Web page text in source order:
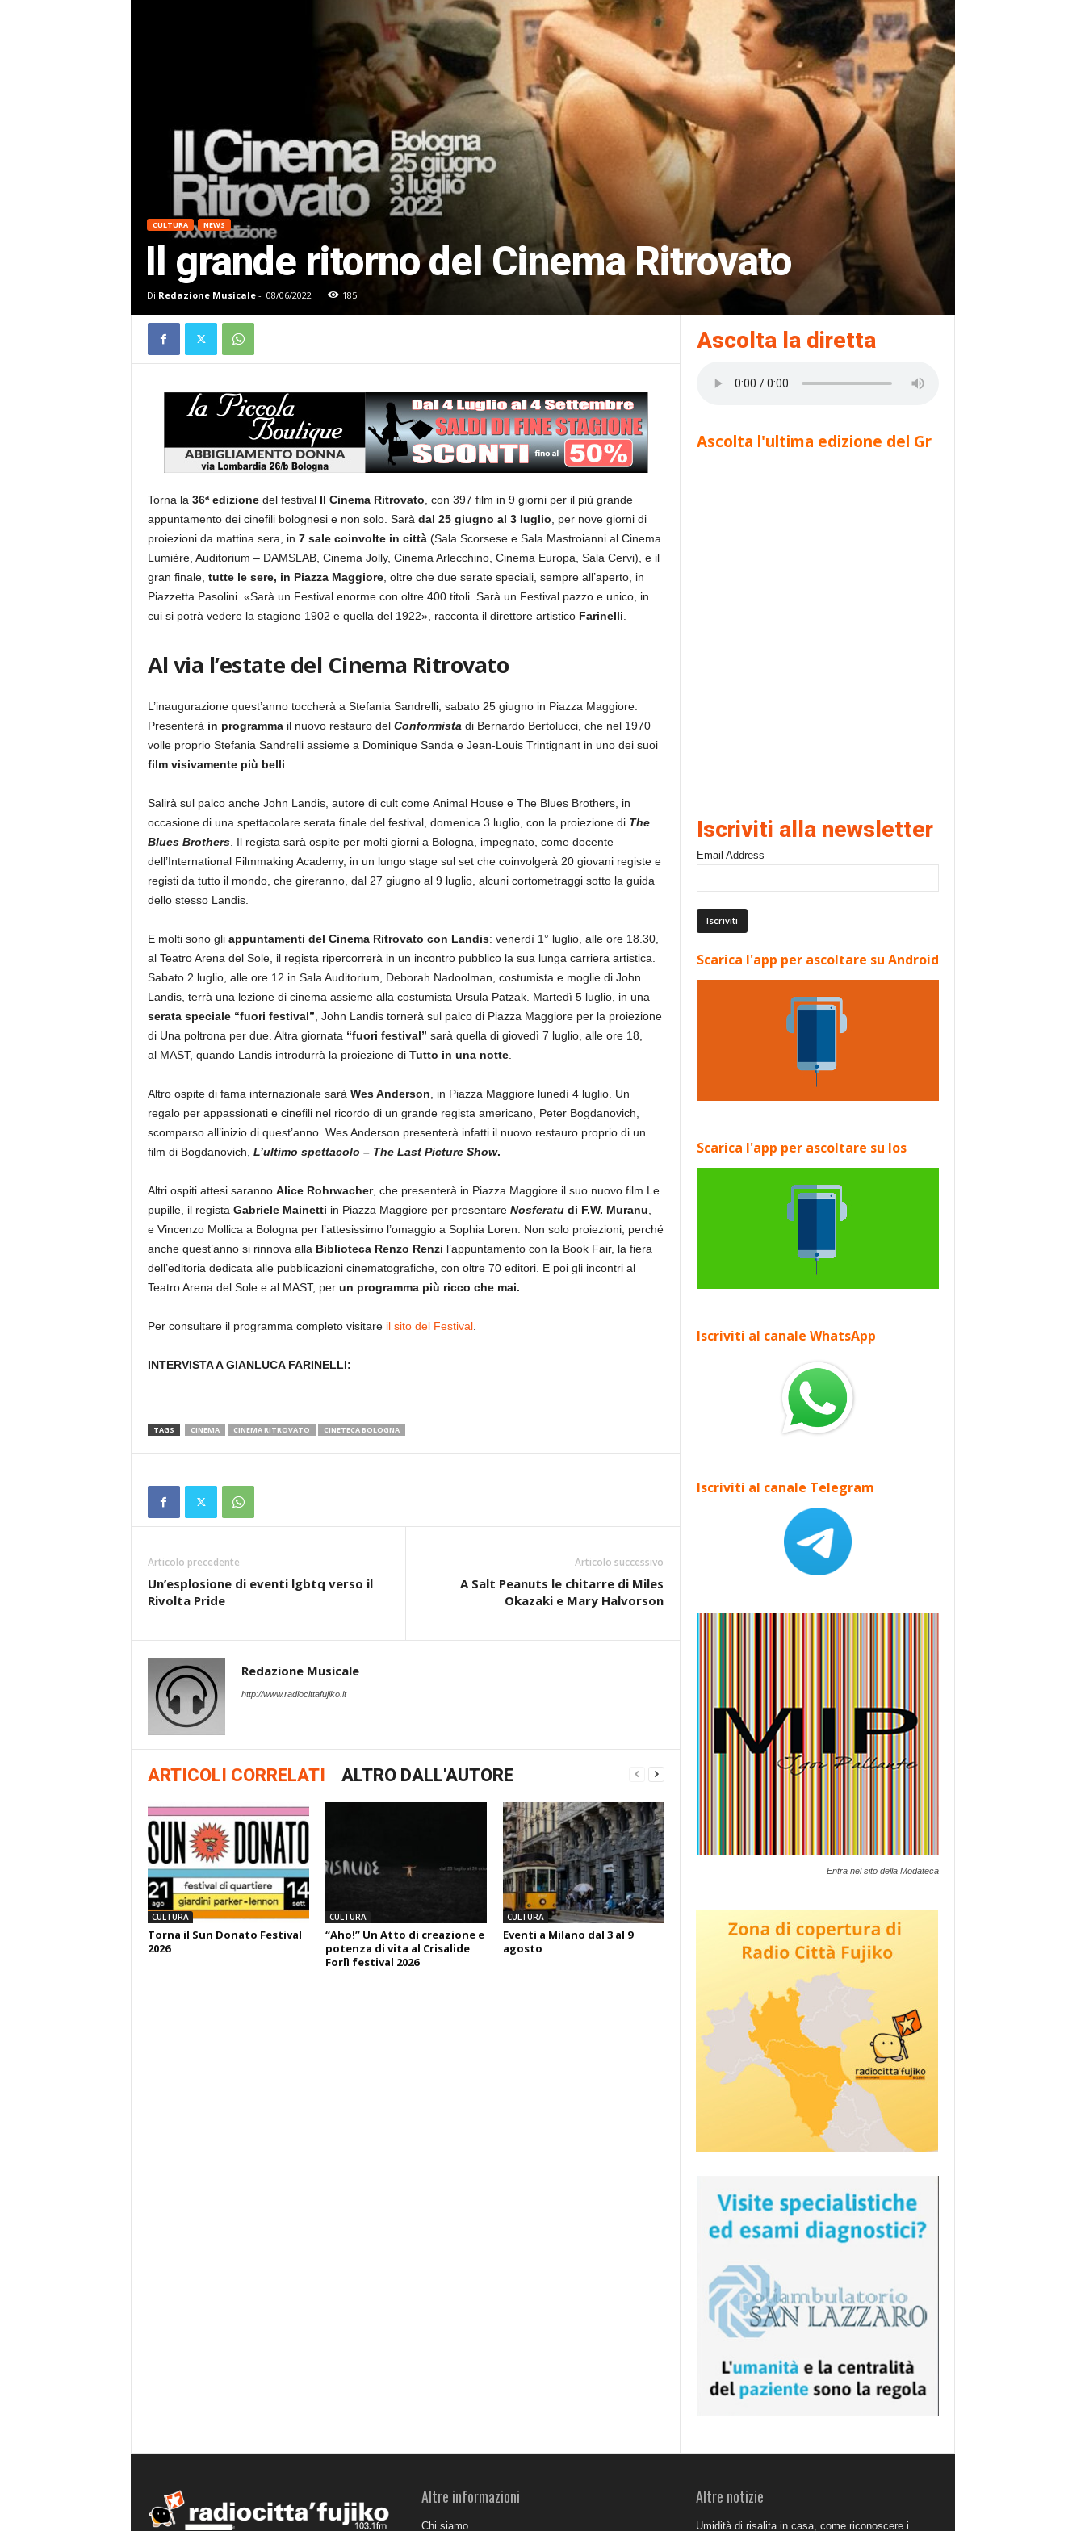
CULTURA NEWS
Il grande ritorno del Cinema Ritrovato
Di Redazione Musicale- 08/06/2022 185
Torna la 36ª edizione del festival Il Cinema Ritrovato , con 397 film in 9 giorni per il più grande
appuntamento dei cinefili bolognesi e non solo. Sarà dal 25 giugno al 3 luglio , per nove giorni di
proiezioni da mattina sera, in 7 sale coinvolte in città(Sala Scorsese e Sala Mastroianni al Cinema
Lumière, Auditorium – DAMSLAB, Cinema Jolly, Cinema Arlecchino, Cinema Europa, Sala Cervi), e il
gran finale, tutte le sere, in Piazza Maggiore, oltre che due serate speciali, sempre all’aperto, in
Piazzetta Pasolini. «Sarà un Festival enorme con oltre 400 titoli. Sarà un Festival pazzo e unico, in
cui si potrà vedere la stagione 1902 e quella del 1922», racconta il direttore artistico Farinelli
Al via l’estate del Cinema Ritrovato
L’inaugurazione quest’anno toccherà a Stefania Sandrelli, sabato 25 giugno in Piazza Maggiore.
Presenterà in programmail nuovo restauro del Conformista di Bernardo Bertolucci, che nel 1970
volle proprio Stefania Sandrelli assieme a Dominique Sanda e Jean-Louis Trintignant in uno dei suoi
film visivamente più belli
Salirà sul palco anche John Landis, autore di cult come Animal House e The Blues Brothers, in
occasione di una spettacolare serata finale del festival, domenica 3 luglio, con la proiezione di The
Blues Brothers. Il regista sarà ospite per molti giorni a Bologna, impegnato, come docente
dell’International Filmmaking Academy, in un lungo stage sul set che coinvolgerà 20 giovani registe e
registi da tutto il mondo, che gireranno, dal 27 giugno al 9 luglio, alcuni cortometraggi sotto la guida
dello stesso Landis.
E molti sono gliappuntamenti del Cinema Ritrovato con Landis: venerdì 1° luglio, alle ore 18.30,
al Teatro Arena del Sole, il regista ripercorrerà in un incontro pubblico la sua lunga carriera artistica.
Sabato 2 luglio, alle ore 12 in Sala Auditorium, Deborah Nadoolman, costumista e moglie di John
Landis, terrà una lezione di cinema assieme alla costumista Ursula Patzak. Martedì 5 luglio, in una
serata speciale “fuori festival” , John Landis tornerà sul palco di Piazza Maggiore per la proiezione
di Una poltrona per due. Altra giornata “fuori festival” sarà quella di giovedì 7 luglio, alle ore 18,
al MAST, quando Landis introdurrà la proiezione di Tutto in una notte.
Altro ospite di fama internazionale sarà Wes Anderson , in Piazza Maggiore lunedì 4 luglio. Un
regalo per appassionati e cinefili nel ricordo di un grande regista americano, Peter Bogdanovich,
scomparso all’inizio di quest’anno. Wes Anderson presenterà infatti il nuovo restauro proprio di un
film di Bogdanovich, L’ultimo spettacolo – The Last Picture Show.
Altri ospiti attesi saranno Alice Rohrwacher, che presenterà in Piazza Maggiore il suo nuovo film Le
pupille, il regista Gabriele Mainetti in Piazza Maggiore per presentare Nosferatudi F.W. Muranu
e Vincenzo Mollica a Bologna per l’attesissimo l’omaggio a Sophia Loren. Non solo proiezioni, perché
anche quest’anno si rinnova alla Biblioteca Renzo Renzi l’appuntamento con la Book Fair, la fiera
dell’editoria dedicata alle pubblicazioni cinematografiche, con oltre 70 editori. E poi gli incontri al
Teatro Arena del Sole e al MAST, per un programma più ricco che mai.
Per consultare il programma completo visitare il sito del Festival.
INTERVISTA A GIANLUCA FARINELLI:
TAGS CINEMA CINEMA RITROVATO CINETECA BOLOGNA
Articolo precedente
Un’esplosione di eventi lgbtq verso il
Rivolta Pride
Articolo successivo
A Salt Peanuts le chitarre di Miles
Okazaki e Mary Halvorson
Redazione Musicale
http://www.radiocittafujiko.it
ARTICOLI CORRELATI ALTRO DALL'AUTORE
CULTURA
Torna il Sun Donato Festival
2026
CULTURA
“Aho!” Un Atto di creazione e
potenza di vita al Crisalide
Forlì festival 2026
CULTURA
Eventi a Milano dal 3 al 9
agosto
Ascolta la diretta
Ascolta l'ultima edizione del Gr
Iscriviti alla newsletter
Email Address
Scarica l'app per ascoltare su Android
Scarica l'app per ascoltare su Ios
Iscriviti al canale WhatsApp
Iscriviti al canale Telegram
Entra nel sito della Modateca
Altre informazioni
Chi siamo
Altre notizie
Umidità di risalita in casa, come riconoscere i